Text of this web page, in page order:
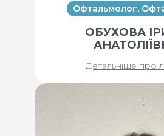
Офтальмолог,
ОБУХОВА
Детальніше про